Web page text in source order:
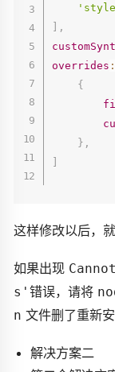
,
overrides :
{
} ,
这样修改以后，
如果出现
s' 错误，请将
n 文件删了重新安
解决方案二